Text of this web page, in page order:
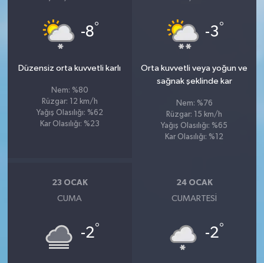
-8°
Düzensiz orta kuvvetli karlı
Nem: %80
Rüzgar: 12 km/h
Yağış Olasılığı: %62
Kar Olasılığı: %23
-3°
Orta kuvvetli veya yoğun ve
sağnak şeklinde kar
Nem: %76
Rüzgar: 15 km/h
Yağış Olasılığı: %65
Kar Olasılığı: %12
23 OCAK
CUMA
-2°
24 OCAK
CUMARTESI
-2°